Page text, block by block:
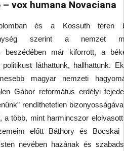
vox humana Novaciana
és a Kossuth téren
szerint a nemzet
beszédében már kiforrott, a
láthattunk, hallhattunk.
magyar nemzeti
Gábor református erdélyi
rendíthetetlen
a több, mint harmincszor
előtt Báthory és Bocskai
nevében hazának és